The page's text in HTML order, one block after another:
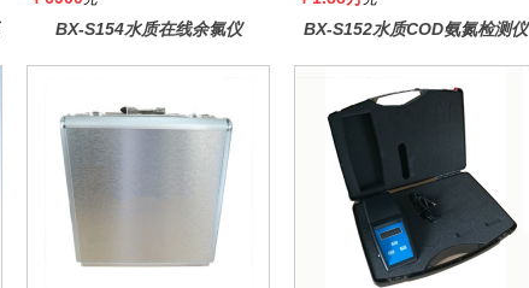
BX-S154水质在线余氯仪 BX-S152水质COD氨氮检测仪